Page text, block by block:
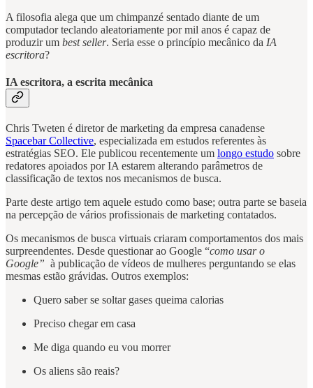
A filosofia alega que um chimpanzé sentado diante de um
computador teclando aleatoriamente por mil anos é capaz de
produzir um best seller. Seria esse o princípio mecânico da IA
escritora?
IA escritora, a escrita mecânica
Chris Tweten é diretor de marketing da empresa canadense
Spacebar Collective, especializada em estudos referentes às
estratégias SEO. Ele publicou recentemente um longo estudo sobre
redatores apoiados por IA estarem alterando parâmetros de
classificação de textos nos mecanismos de busca.
Parte deste artigo tem aquele estudo como base; outra parte se baseia
na percepção de vários profissionais de marketing contatados.
Os mecanismos de busca virtuais criaram comportamentos dos mais
surpreendentes. Desde questionar ao Google “como usar o
Google” à publicação de vídeos de mulheres perguntando se elas
mesmas estão grávidas. Outros exemplos:
Quero saber se soltar gases queima calorias
Preciso chegar em casa
Me diga quando eu vou morrer
Os aliens são reais?